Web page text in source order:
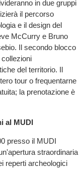
in due gruppi
il percorso
e il design del
McCurry e Bruno
Il secondo blocco
del territorio. Il
tour o frequentarne
la prenotazione è
al MUDI
presso il MUDI
straordinaria
reperti archeologici